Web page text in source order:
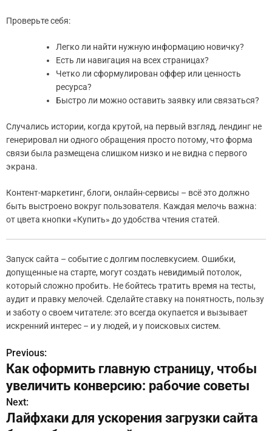
Проверьте себя:
Легко ли найти нужную информацию новичку?
Есть ли навигация на всех страницах?
Четко ли сформулирован оффер или ценность
ресурса?
Быстро ли можно оставить заявку или связаться?
Случались истории, когда крутой, на первый взгляд, лендинг не
генерировал ни одного обращения просто потому, что форма
связи была размещена слишком низко и не видна с первого
экрана.
Контент-маркетинг, блоги, онлайн-сервисы – всё это должно
быть выстроено вокруг пользователя. Каждая мелочь важна:
от цвета кнопки «Купить» до удобства чтения статей.
Запуск сайта – событие с долгим послевкусием. Ошибки,
допущенные на старте, могут создать невидимый потолок,
который сложно пробить. Не бойтесь тратить время на тесты,
аудит и правку мелочей. Сделайте ставку на понятность, пользу
и заботу о своем читателе: это всегда окупается и вызывает
искренний интерес – и у людей, и у поисковых систем.
Н
а
в
и
Previous:
Как оформить главную страницу, чтобы
увеличить конверсию: рабочие советы
Next:
Лайфхаки для ускорения загрузки сайта